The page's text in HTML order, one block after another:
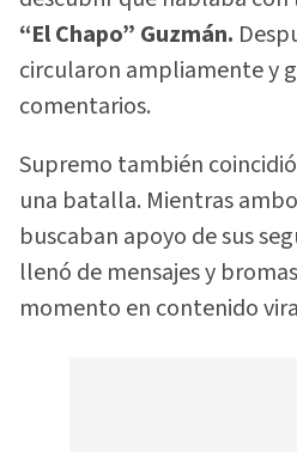
“El Chapo” Guzmán.
circularon ampliamente y
comentarios.
Supremo también
una batalla. Mientras
buscaban apoyo de sus
llenó de mensajes y
momento en contenido